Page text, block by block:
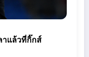
แล้วที่กิ๊กส์